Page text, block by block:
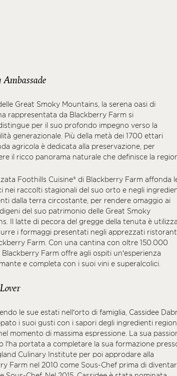
Great Smoky Mountains, la serena oasi di
rappresentata da Blackberry Farm si
per il suo profondo impegno verso la
generazionale. Più della metà dei 1700 ettari
agricola è dedicata alla preservazione, per
il ricco panorama naturale che definisce la
Foothills Cuisine® di Blackberry Farm affonda
nei raccolti stagionali del suo orto e negli
dalla terra circostante, per rendere omaggio ai
del suo patrimonio delle Great Smoky
Il latte di pecora del gregge della tenuta è
i formaggi presentati negli apprezzati
Farm. Con una cantina con oltre 150.000
Blackberry Farm offre agli ospiti un’esperienza
e completa con i suoi vini e superalcolici.
le sue estati nell’orto di famiglia, Cassidee
i suoi gusti con i sapori degli ingredienti
momento di massima espressione. La sua
l’ha portata a completare la sua formazione
Culinary Institute per poi approdare alla
Farm nel 2010 come Sous-Chef prima di